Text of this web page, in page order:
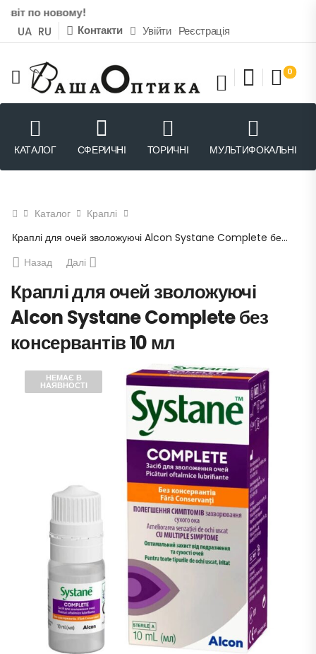
по новому!
UA RU Контакти Увійти Реєстрація
0
КАТАЛОГ СФЕРИЧНІ ТОРИЧНІ МУЛЬТИФОКАЛЬНІ
Каталог
Краплі
Краплі для очей зволожуючі Alcon Systane Complete без консервантів 10 мл
Назад
Далі
Краплі для очей зволожуючі
Alcon Systane Complete без
консервантів 10 мл
НЕМАЄ В
НАЯВНОСТІ